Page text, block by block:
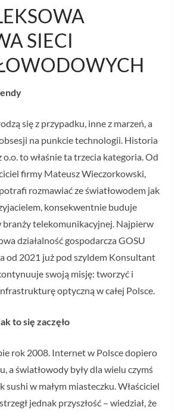
SIECI
się z przypadku, inne z marzeń, a
na punkcie technologii. Historia
o.o. to właśnie ta trzecia kategoria. Od
firmy Mateusz Wieczorkowski,
rozmawiać ze światłowodem jak
konsekwentnie buduje
branży telekomunikacyjnej. Najpierw
działalność gospodarcza GOSU
od 2021 już pod szyldem Konsultant
swoją misję: tworzyć i
optyczną w całej Polsce.
to się zaczęło
rok 2008. Internet w Polsce dopiero
a światłowody były dla wielu czymś
sushi w małym miasteczku. Właściciel
jednak przyszłość – wiedział, że